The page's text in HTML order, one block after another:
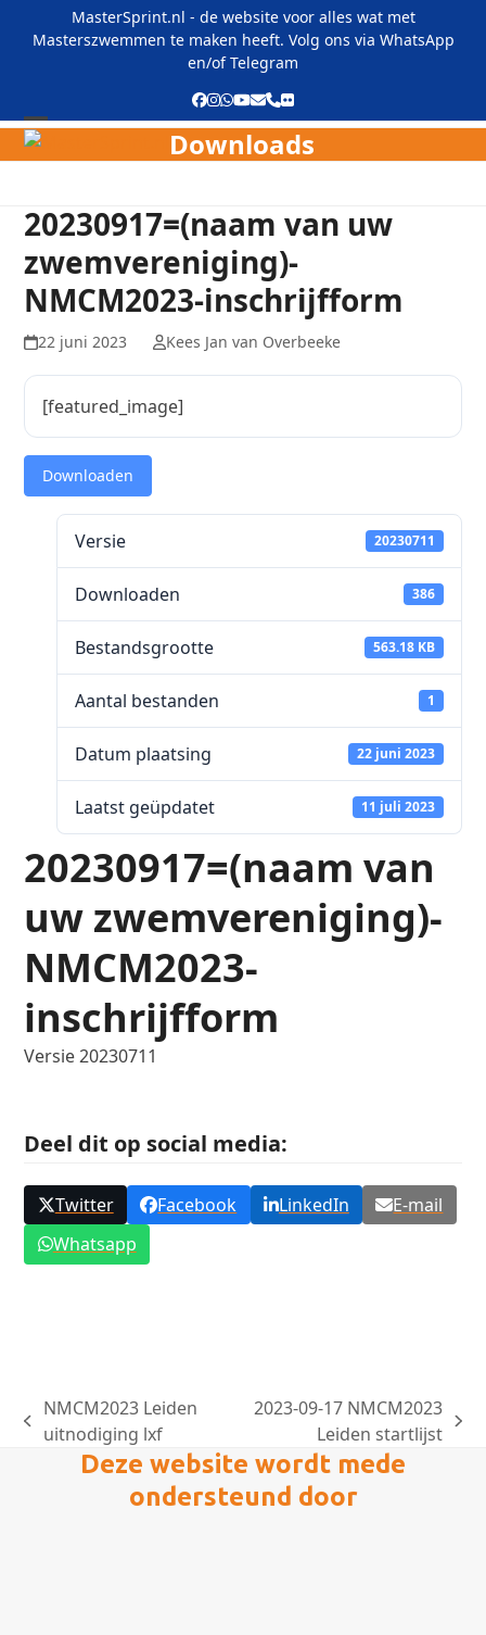
MasterSprint.nl - de website voor alles wat met
Masterszwemmen te maken heeft. Volg ons via WhatsApp
en/ofTelegram
Facebook
Instagram
Whatsapp
YouTube
E-
mail
Phone
Flickr
Open
menu
Close
menu
Downloads
20230917=(naam van uw
zwemvereniging)-
NMCM2023-inschrijfform
22 juni 2023 Kees Jan van Overbeeke
[featured_image]
Downloaden
Versie 20230711
Downloaden 386
Bestandsgrootte 563.18 KB
Aantal bestanden 1
Datum plaatsing 22 juni 2023
Laatst geüpdatet 11 juli 2023
20230917=(naam van
uw zwemvereniging)-
NMCM2023-
inschrijfform
Versie 20230711
Deel dit op social media:
Twitter Facebook LinkedIn
E-mail
Whatsapp
previous
NMCM2023 Leiden
uitnodiging lxf
post:
2023-09-17 NMCM2023
Leiden startlijst
Deze website wordt mede
ondersteund door